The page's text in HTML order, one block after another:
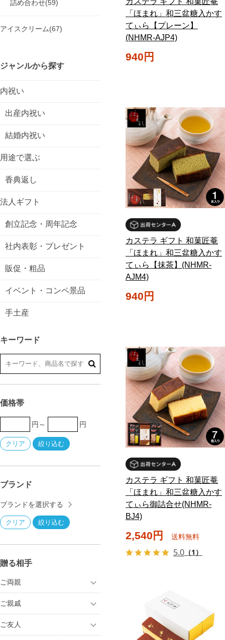
詰め合わせ(59)
アイスクリーム(67)
ジャンルから探す
内祝い
出産内祝い
結婚内祝い
用途で選ぶ
香典返し
法人ギフト
創立記念・周年記念
社内表彰・プレゼント
販促・粗品
イベント・コンペ景品
手土産
キーワード
価格帯
円～ 円
ブランド
ブランドを選択する
贈る相手
ご両親
ご親戚
ご友人
「ほまれ」和三盆糖入かす
てぃら【プレーン】
(NHMR-AJP4)
940円
カステラ ギフト 和菓匠菴
「ほまれ」和三盆糖入かす
てぃら【抹茶】(NHMR-
AJM4)
940円
カステラ ギフト 和菓匠菴
「ほまれ」和三盆糖入かす
てぃら御詰合せ(NHMR-
BJ4)
2,540円 送料無料
5.0 （1）